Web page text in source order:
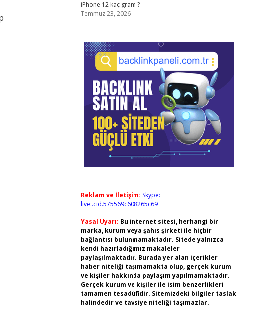
iPhone 12 kaç gram ?
Temmuz 23, 2026
Reklam ve İletişim: Skype:
live:.cid.575569c608265c69
Yasal Uyarı: Bu internet sitesi, herhangi bir
marka, kurum veya şahıs şirketi ile hiçbir
bağlantısı bulunmamaktadır. Sitede yalnızca
kendi hazırladığımız makaleler
paylaşılmaktadır. Burada yer alan içerikler
haber niteliği taşımamakta olup, gerçek kurum
ve kişiler hakkında paylaşım yapılmamaktadır.
Gerçek kurum ve kişiler ile isim benzerlikleri
tamamen tesadüfidir. Sitemizdeki bilgiler taslak
halindedir ve tavsiye niteliği taşımazlar.